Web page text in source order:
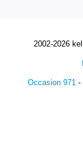
2002-2026
Occasion 971 -